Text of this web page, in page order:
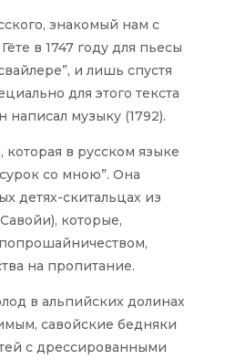
знакомый нам с
в 1747 году для пьесы
и лишь спустя
для этого текста
музыку (1792).
которая в русском языке
со мною”. Она
детях-скитальцах из
которые,
на пропитание.
в альпийских долинах
савойские бедняки
с дрессированными